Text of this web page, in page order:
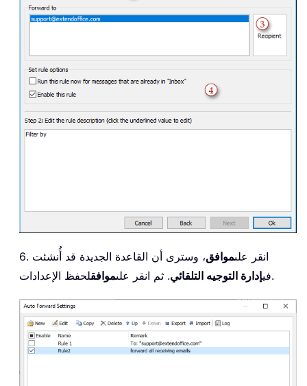
6. انقر علىموافق، وسترى أن القاعدة الجديدة قد أُنشئت
فيإدارة التوجيه التلقائي. ثم انقر علىموافق لحفظ الإعدادات.